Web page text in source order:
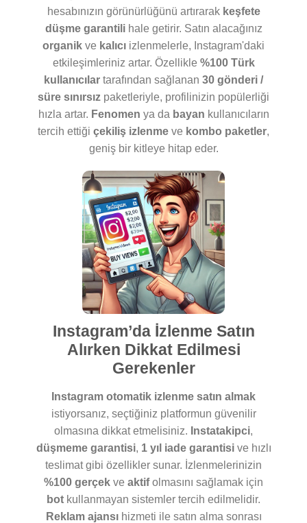
hesabınızın görünürlüğünü artırarak keşfete
düşme garantilihale getirir. Satın alacağınız
organik ve kalıcı izlenmelerle, Instagram'daki
etkileşimleriniz artar. Özellikle %100 Türk
kullanıcılar tarafından sağlanan 30 gönderi /
süre sınırsız paketleriyle, profilinizin popülerliği
hızla artar. Fenomen ya da bayan kullanıcıların
tercih ettiği çekiliş izlenme ve kombo paketler,
geniş bir kitleye hitap eder.
Instagram’da İzlenme Satın
Alırken Dikkat Edilmesi
Gerekenler
Instagram otomatik izlenme satın almak
istiyorsanız, seçtiğiniz platformun güvenilir
olmasına dikkat etmelisiniz. Instatakipci,
düşmeme garantisi, 1 yıl iade garantisive hızlı
teslimat gibi özellikler sunar. İzlenmelerinizin
%100 gerçek ve aktifolmasını sağlamak için
bot kullanmayan sistemler tercih edilmelidir.
Reklam ajansıhizmeti ile satın alma sonrası